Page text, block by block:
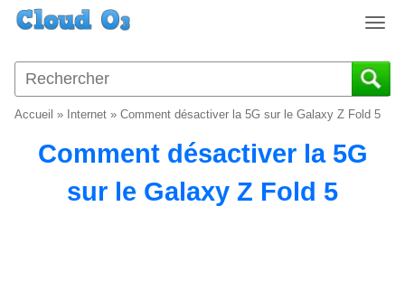
T
g
g
Accueil » Internet » Comment désactiver la 5G sur le Galaxy Z Fold 5
Comment désactiver la 5G
sur le Galaxy Z Fold 5